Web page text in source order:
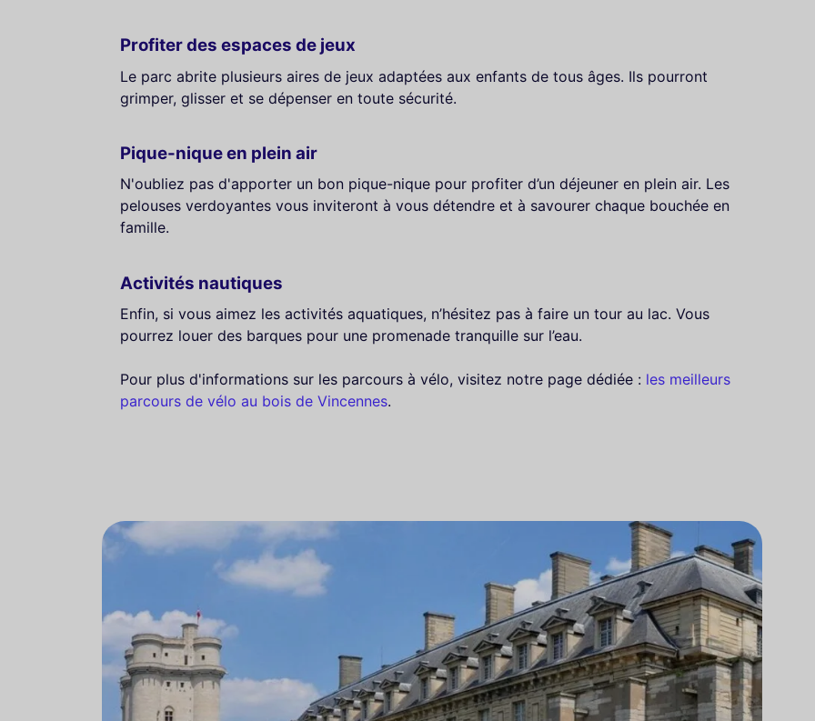
Profiter des espaces de jeux
Le parc abrite plusieurs aires de jeux adaptées aux enfants de tous âges. Ils pourront
grimper, glisser et se dépenser en toute sécurité.
Pique-nique en plein air
N'oubliez pas d'apporter un bon pique-nique pour profiter d’un déjeuner en plein air. Les
pelouses verdoyantes vous inviteront à vous détendre et à savourer chaque bouchée en
famille.
Activités nautiques
Enfin, si vous aimez les activités aquatiques, n’hésitez pas à faire un tour au lac. Vous
pourrez louer des barques pour une promenade tranquille sur l’eau.
Pour plus d'informations sur les parcours à vélo, visitez notre page dédiée : les meilleurs
parcours de vélo au bois de Vincennes.